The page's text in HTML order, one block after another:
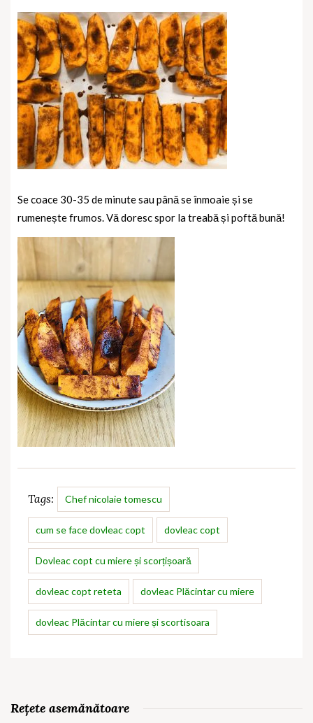
Se coace 30-35 de minute sau până se înmoaie și se
rumenește frumos. Vă doresc spor la treabă și poftă bună!
Tags: Chef nicolaie tomescu
cum se face dovleac copt dovleac copt
Dovleac copt cu miere și scorțișoară
dovleac copt reteta dovleac Plăcintar cu miere
dovleac Plăcintar cu miere și scortisoara
Rețete asemănătoare